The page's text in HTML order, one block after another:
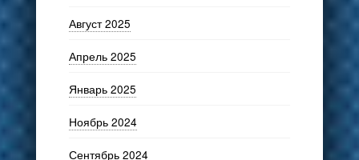
Август 2025
Апрель 2025
Январь 2025
Ноябрь 2024
Сентябрь 2024